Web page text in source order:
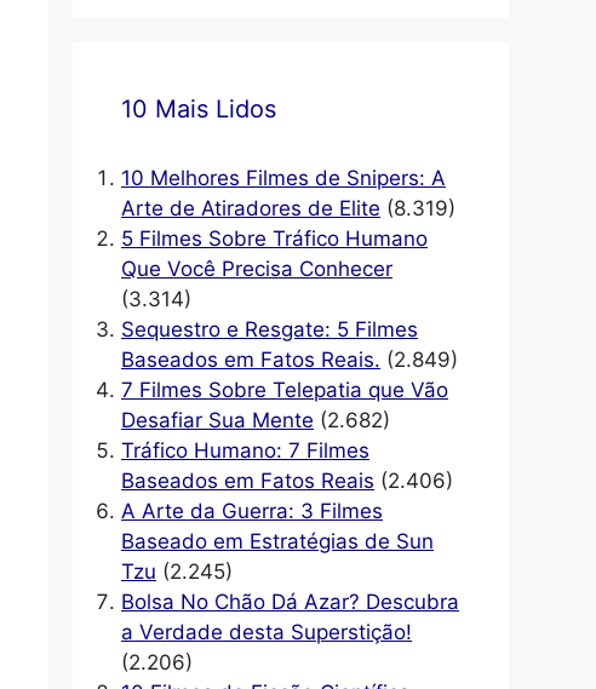
10 Mais Lidos
10 Melhores Filmes de Snipers: A
Arte de Atiradores de Elite (8.319)
5 Filmes Sobre Tráfico Humano
Que Você Precisa Conhecer
(3.314)
Sequestro e Resgate: 5 Filmes
Baseados em Fatos Reais. (2.849)
7 Filmes Sobre Telepatia que Vão
Desafiar Sua Mente (2.682)
Tráfico Humano: 7 Filmes
Baseados em Fatos Reais (2.406)
A Arte da Guerra: 3 Filmes
Baseado em Estratégias de Sun
Tzu (2.245)
Bolsa No Chão Dá Azar? Descubra
a Verdade desta Superstição!
(2.206)